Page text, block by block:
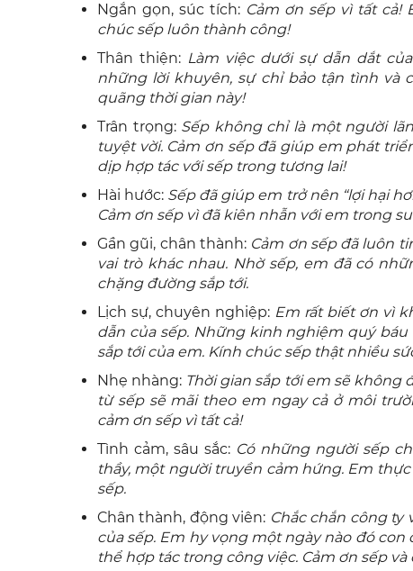
Ngắn gọn, súc tích: Cảm ơn sếp vì tất
chúc sếp luôn thành công!
Thân thiện: Làm việc dưới sự dẫn dắt
những lời khuyên, sự chỉ bảo tận tình và
quãng thời gian này!
Trân trọng: Sếp không chỉ là một người
tuyệt vời. Cảm ơn sếp đã giúp em phát
dịp hợp tác với sếp trong tương lai!
Hài hước: Sếp đã giúp em trở nên “lợi hại
Cảm ơn sếp vì đã kiên nhẫn với em trong
Gần gũi, chân thành: Cảm ơn sếp đã luôn
vai trò khác nhau. Nhờ sếp, em đã có
chặng đường sắp tới.
Lịch sự, chuyên nghiệp: Em rất biết ơn vì
dẫn của sếp. Những kinh nghiệm quý
sắp tới của em. Kính chúc sếp thật nhiều
Nhẹ nhàng: Thời gian sắp tới em sẽ
từ sếp sẽ mãi theo em ngay cả ở môi
cảm ơn sếp vì tất cả!
Tình cảm, sâu sắc: Có những người sếp
thầy, một người truyền cảm hứng. Em
sếp.
Chân thành, động viên: Chắc chắn công
của sếp. Em hy vọng một ngày nào đó
thể hợp tác trong công việc. Cảm ơn sếp